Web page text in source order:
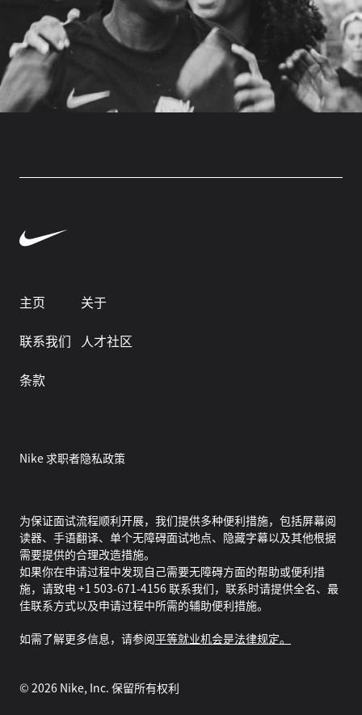
主页
关于
联系我们
人才社区
条款
Nike 求职者隐私政策
为保证面试流程顺利开展，我们提供多种便利措施，包括屏幕阅
读器、手语翻译、单个无障碍面试地点、隐藏字幕以及其他根据
需要提供的合理改造措施。
如果你在申请过程中发现自己需要无障碍方面的帮助或便利措
施，请致电 +1 503-671-4156 联系我们，联系时请提供全名、最
佳联系方式以及申请过程中所需的辅助便利措施。
如需了解更多信息，请参阅平等就业机会是法律规定。
© 2026 Nike, Inc. 保留所有权利